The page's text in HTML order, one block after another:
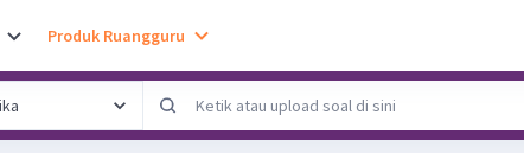
Produk Ruangguru